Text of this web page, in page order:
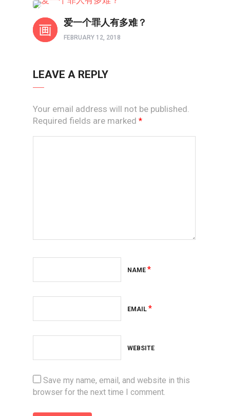
爱一个罪人有多难？
FEBRUARY 12, 2018
LEAVE A REPLY
Your email address will not be published.
Required fields are marked *
NAME *
EMAIL *
WEBSITE
Save my name, email, and website in this
browser for the next time I comment.